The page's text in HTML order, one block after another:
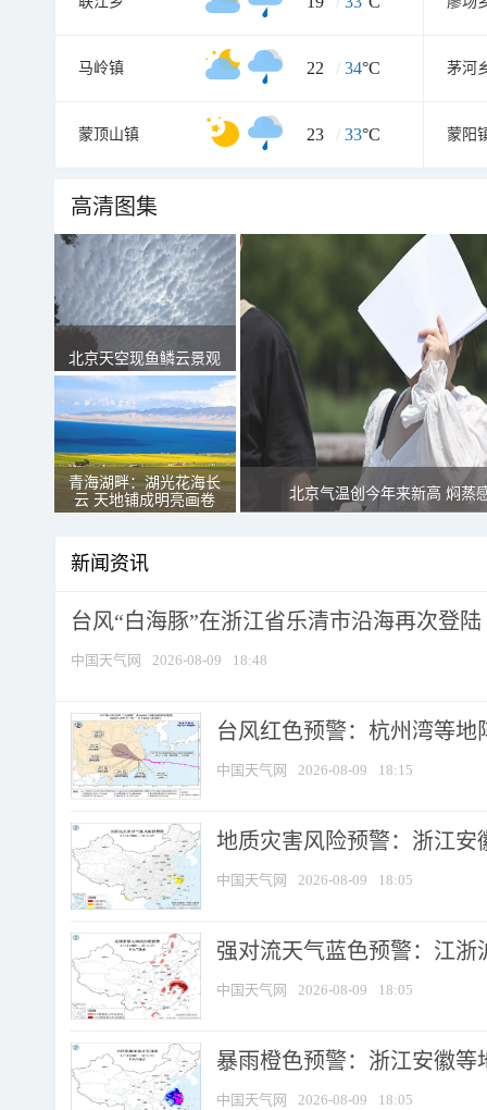
马岭镇 22 / 34°C 茅河
蒙顶山镇 23 / 33°C 蒙阳
高清图集
北京天空现鱼鳞云景观
青海湖畔：湖光花海长
云 天地铺成明亮画卷
北京气温创今年来新高 焖蒸
新闻资讯
台风“白海豚”在浙江省乐清市沿海再次登陆
中国天气网 2026-08-09 18:48
台风红色预警：杭州湾等地
中国天气网 2026-08-09 18:15
地质灾害风险预警：浙江安
中国天气网 2026-08-09 18:05
强对流天气蓝色预警：江浙
中国天气网 2026-08-09 18:05
暴雨橙色预警：浙江安徽等
中国天气网 2026-08-09 18:05